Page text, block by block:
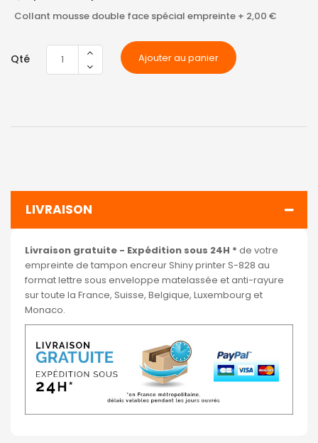
Collant mousse double face spécial empreinte + 2,00 €
Qté Ajouter au panier
LIVRAISON
Livraison gratuite - Expédition sous 24H * de votre
empreinte de tampon encreur Shiny printer S-828 au
format lettre sous enveloppe matelassée et anti-rayure
sur toute la France, Suisse, Belgique, Luxembourg et
Monaco.